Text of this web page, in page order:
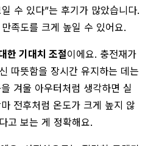
수 있다”는 후기가 많았습니다.
족도를 크게 높일 수 있어요.
한 기대치 조절이에요. 충전재가
따뜻함을 장시간 유지하는 데는
겨울 아우터처럼 생각하면 실
전후처럼 온도가 크게 높지 않
고 보는 게 정확해요.